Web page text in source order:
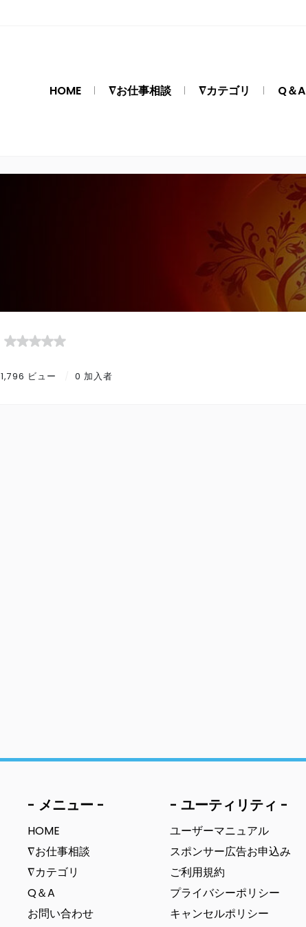
HOME ∇お仕事相談 ∇カテゴリ Q＆A
1,796 ビュー 0 加入者
- メニュー -
HOME
∇お仕事相談
∇カテゴリ
Q＆A
お問い合わせ
- ユーティリティ -
ユーザーマニュアル
スポンサー広告お申込み
ご利用規約
プライバシーポリシー
キャンセルポリシー